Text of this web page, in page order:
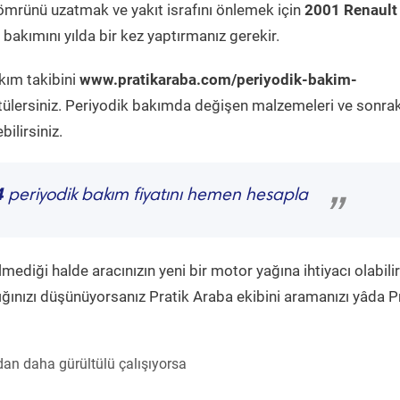
uzatmak ve yakıt israfını önlemek için 2001 Renault
yılda bir kez yaptırmanız gerekir.
takibini www.pratikaraba.com/periyodik-bakim-
Periyodik bakımda değişen malzemeleri ve
periyodik bakım fiyatını hemen hesapla
”
halde aracınızın yeni bir motor yağına ihtiyacı
düşünüyorsanız Pratik Araba ekibini aramanızı yâda
daha gürültülü çalışıyorsa